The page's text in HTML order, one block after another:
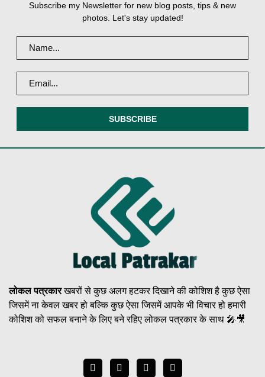
Subscribe my Newsletter for new blog posts, tips & new
photos. Let's stay updated!
लोकल पत्रकारखबरों से कुछ अलग हटकर दिखाने की कोशिश है कुछ ऐसा
जिसमें ना केवल खबर हो बल्कि कुछ ऐसा जिसमें आपके भी विचार हो हमारी
कोशिश को सफल बनाने के लिए बने रहिए लोकल पत्रकार के साथ 🎤🎥